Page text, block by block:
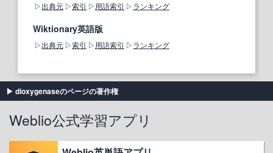
出典元 索引 用語索引 ランキング
Wiktionary英語版
出典元 索引 用語索引 ランキング
dioxygenaseのページの著作権
Weblio公式学習アプリ